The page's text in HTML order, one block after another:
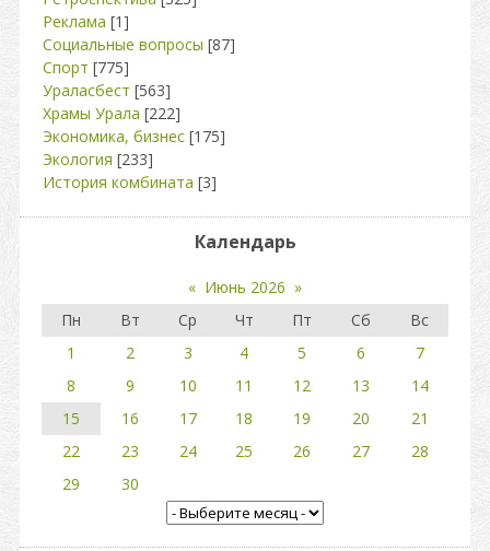
Реклама [1]
Социальные вопросы [87]
Спорт [775]
Ураласбест [563]
Храмы Урала [222]
Экономика, бизнес [175]
Экология [233]
История комбината [3]
Календарь
« Июнь 2026 »
Пн
Вт Ср Чт Пт Сб
Вс
1
2 3 4 5 6
7
8
9 10 11 12 13
14
15
16 17 18 19 20
21
22
23 24 25 26 27
28
29
30